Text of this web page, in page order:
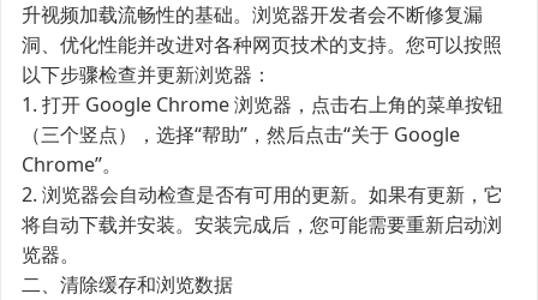
升视频加载流畅性的基础。浏览器开发者会不断修复漏
洞、优化性能并改进对各种网页技术的支持。您可以按照
以下步骤检查并更新浏览器：
1. 打开 Google Chrome 浏览器，点击右上角的菜单按钮
（三个竖点），选择“帮助”，然后点击“关于 Google
Chrome”。
2. 浏览器会自动检查是否有可用的更新。如果有更新，它
将自动下载并安装。安装完成后，您可能需要重新启动浏
览器。
二、清除缓存和浏览数据